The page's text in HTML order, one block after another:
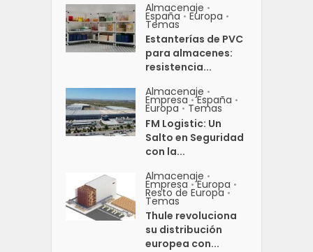
Almacenaje •
España • Europa •
Temas
Estanterías de PVC
para almacenes:
resistencia...
Almacenaje •
Empresa • España •
Europa • Temas
FM Logistic: Un
Salto en Seguridad
con la...
Almacenaje •
Empresa • Europa •
Resto de Europa •
Temas
Thule revoluciona
su distribución
europea con...